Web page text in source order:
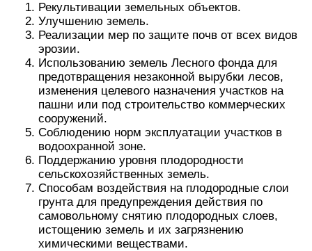
Рекультивации земельных объектов.
Улучшению земель.
Реализации мер по защите почв от всех видов
эрозии.
Использованию земель Лесного фонда для
предотвращения незаконной вырубки лесов,
изменения целевого назначения участков на
пашни или под строительство коммерческих
сооружений.
Соблюдению норм эксплуатации участков в
водоохранной зоне.
Поддержанию уровня плодородности
сельскохозяйственных земель.
Способам воздействия на плодородные слои
грунта для предупреждения действия по
самовольному снятию плодородных слоев,
истощению земель и их загрязнению
химическими веществами.